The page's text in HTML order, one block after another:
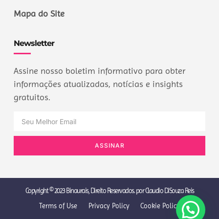
Mapa do Site
Newsletter
Assine nosso boletim informativo para obter
informações atualizadas, notícias e insights
gratuitos.
ASSINAR
Copyright © 2023 Binaurais, Direito Reservados. por Claudio DiSouza Reis
Terms of Use
Privacy Policy Cookie Policy